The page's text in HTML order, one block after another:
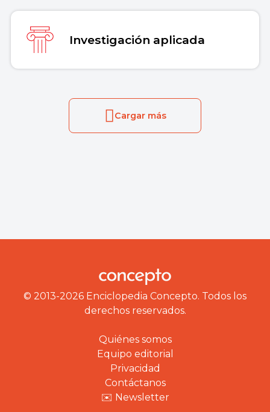
Investigación aplicada
Cargar más
© 2013-2026 Enciclopedia Concepto. Todos los
derechos reservados.
Quiénes somos
Equipo editorial
Privacidad
Contáctanos
✉️ Newsletter